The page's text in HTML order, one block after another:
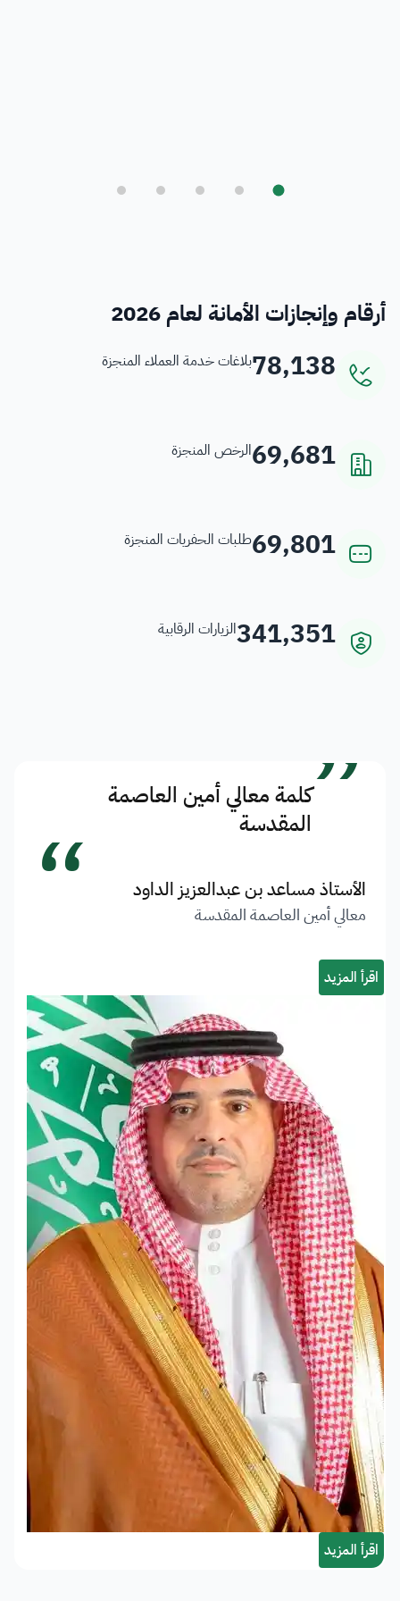
أرقام وإنجازات الأمانة لعام 2026
78,138بلاغات خدمة العملاء المنجزة
69,681الرخص المنجزة
69,801طلبات الحفريات المنجزة
341,351الزيارات الرقابية
”كلمة معالي أمين العاصمة
المقدسة
الأستاذ مساعد بن عبدالعزيز الداود
معالي أمين العاصمة المقدسة “